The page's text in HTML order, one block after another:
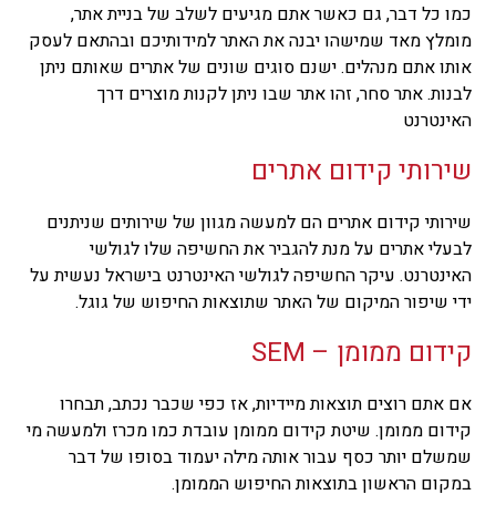
כמו כל דבר, גם כאשר אתם מגיעים לשלב של בניית אתר,
מומלץ מאד שמישהו יבנה את האתר למידותיכם ובהתאם לעסק
אותו אתם מנהלים. ישנם סוגים שונים של אתרים שאותם ניתן
לבנות. אתר סחר, זהו אתר שבו ניתן לקנות מוצרים דרך
האינטרנט
שירותי קידום אתרים
שירותי קידום אתרים הם למעשה מגוון של שירותים שניתנים
לבעלי אתרים על מנת להגביר את החשיפה שלו לגולשי
האינטרנט. עיקר החשיפה לגולשי האינטרנט בישראל נעשית על
ידי שיפור המיקום של האתר שתוצאות החיפוש של גוגל.
קידום ממומן – SEM
אם אתם רוצים תוצאות מיידיות, אז כפי שכבר נכתב, תבחרו
קידום ממומן. שיטת קידום ממומן עובדת כמו מכרז ולמעשה מי
שמשלם יותר כסף עבור אותה מילה יעמוד בסופו של דבר
במקום הראשון בתוצאות החיפוש הממומן.